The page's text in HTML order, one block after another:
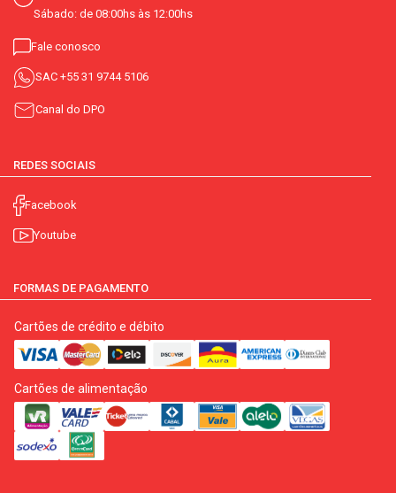
Sábado: de 08:00hs às 12:00hs
Fale conosco
SAC +55 31 9744 5106
Canal do DPO
REDES SOCIAIS
Facebook
Youtube
FORMAS DE PAGAMENTO
Cartões de crédito e débito
Cartões de alimentação